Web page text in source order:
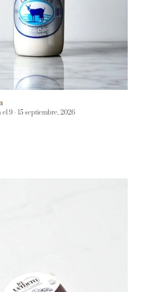
9 - 15 septiembre, 2026